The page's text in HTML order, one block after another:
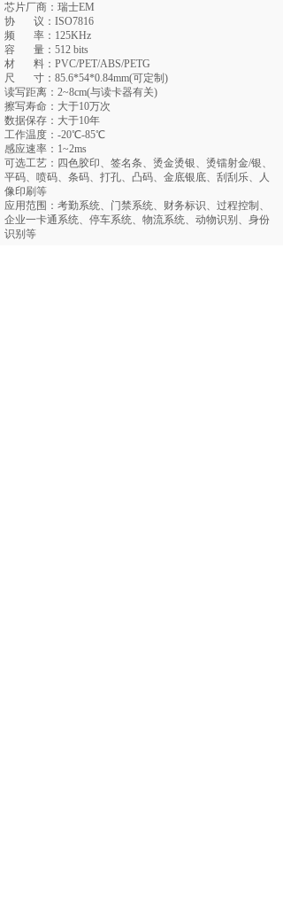
芯片厂商：瑞士EM
协 议：ISO7816
频 率：125KHz
容 量：512 bits
材 料：PVC/PET/ABS/PETG
尺 寸：85.6*54*0.84mm(可定制)
读写距离：2~8cm(与读卡器有关)
擦写寿命：大于10万次
数据保存：大于10年
工作温度：-20℃-85℃
感应速率：1~2ms
可选工艺：四色胶印、签名条、烫金烫银、烫镭射金/银、
平码、喷码、条码、打孔、凸码、金底银底、刮刮乐、人
像印刷等
应用范围：考勤系统、门禁系统、财务标识、过程控制、
企业一卡通系统、停车系统、物流系统、动物识别、身份
识别等